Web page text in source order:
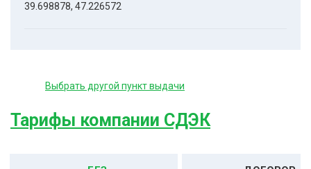
39.698878, 47.226572
Выбрать другой пункт выдачи
Тарифы компании СДЭК